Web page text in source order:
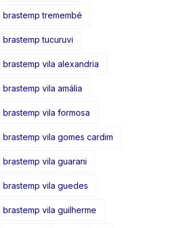
tremembé
tucuruvi
vila alexandria
vila amália
vila formosa
vila gomes cardim
vila guarani
brastemp vila guedes
vila guilherme